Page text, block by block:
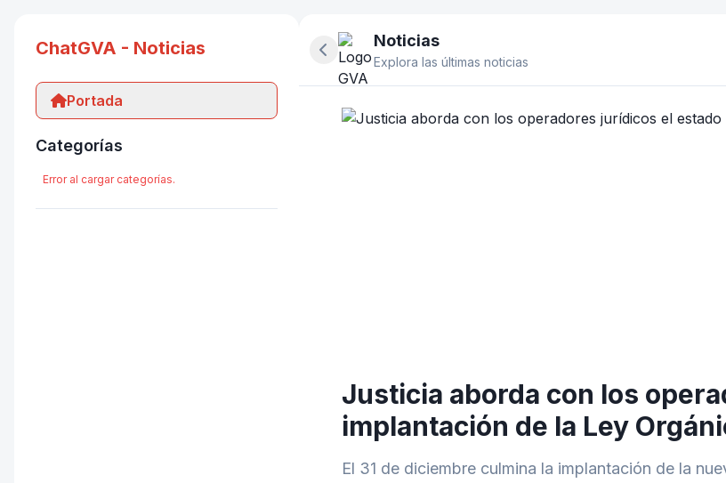
ChatGVA - Noticias
Portada
Categorías
Error al cargar categorías.
Ocultar panel lateral
Noticias
Explora las últimas noticias
Justicia aborda con los
implantación de la Ley
El 31 de diciembre culmina la implantación de la